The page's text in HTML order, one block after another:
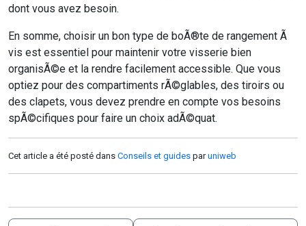
dont vous avez besoin.
En somme, choisir un bon type de boÃ®te de rangement Ã
vis est essentiel pour maintenir votre visserie bien
organisÃ©e et la rendre facilement accessible. Que vous
optiez pour des compartiments rÃ©glables, des tiroirs ou
des clapets, vous devez prendre en compte vos besoins
spÃ©cifiques pour faire un choix adÃ©quat.
Cet article a été posté dans Conseils et guides paruniweb